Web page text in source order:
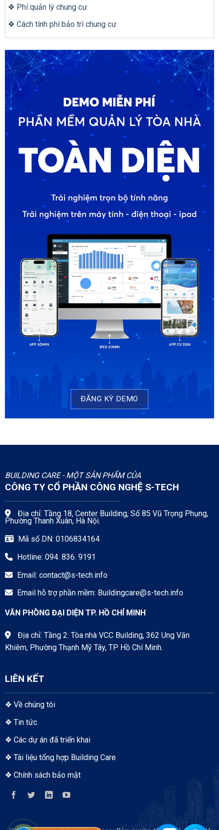
❖ Phí quản lý chung cư
❖ Cách tính phí bảo trì chung cư
ĐĂNG KÝ DEMO
BUILDING CARE - MỘT SẢN PHẨM CỦA
CÔNG TY CỔ PHẦN CÔNG NGHỆ S-TECH
Địa chỉ: Tầng 18, Center Building, Số 85 Vũ Trọng Phụng,
Phường Thanh Xuân, Hà Nội.
Mã số DN: 0106834164
Hotline: 094. 836. 9191
Email: contact@s-tech.info
Email hỗ trợ phần mềm: Buildingcare@s-tech.info
VĂN PHÒNG ĐẠI DIỆN TP. HỒ CHÍ MINH
Địa chỉ: Tầng 2: Tòa nhà VCC Building, 362 Ung Văn
Khiêm, Phường Thạnh Mỹ Tây, TP Hồ Chí Minh.
LIÊN KẾT
❖ Về chúng tôi
❖ Tin tức
❖ Các dự án đã triển khai
❖ Tài liệu tổng hợp Building Care
❖ Chính sách bảo mật